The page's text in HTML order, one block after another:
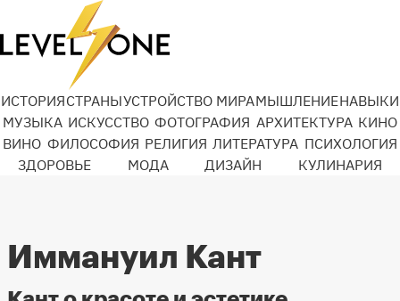
ИСТОРИЯСТРАНЫУСТРОЙСТВО МИРАМЫШЛЕНИЕНАВЫКИ
МУЗЫКА ИСКУССТВО ФОТОГРАФИЯ АРХИТЕКТУРА КИНО
ВИНО ФИЛОСОФИЯ РЕЛИГИЯ ЛИТЕРАТУРА ПСИХОЛОГИЯ
ЗДОРОВЬЕ
МОДА ДИЗАЙН КУЛИНАРИЯ
Иммануил Кант